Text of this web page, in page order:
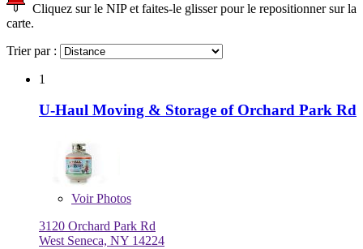
Cliquez sur le NIP et faites-le glisser pour le repositionner sur la
carte.
Trier par :
1
U-Haul Moving & Storage of Orchard Park Rd
VoirPhotos
3120 Orchard Park Rd
West Seneca, NY 14224